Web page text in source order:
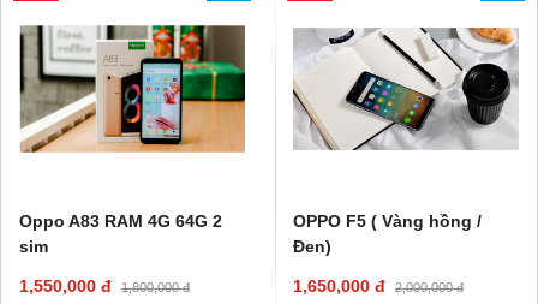
Oppo A83 RAM 4G 64G 2
sim
1,550,000 đ 1,800,000 đ
OPPO F5 ( Vàng hồng /
Đen)
1,650,000 đ 2,000,000 đ